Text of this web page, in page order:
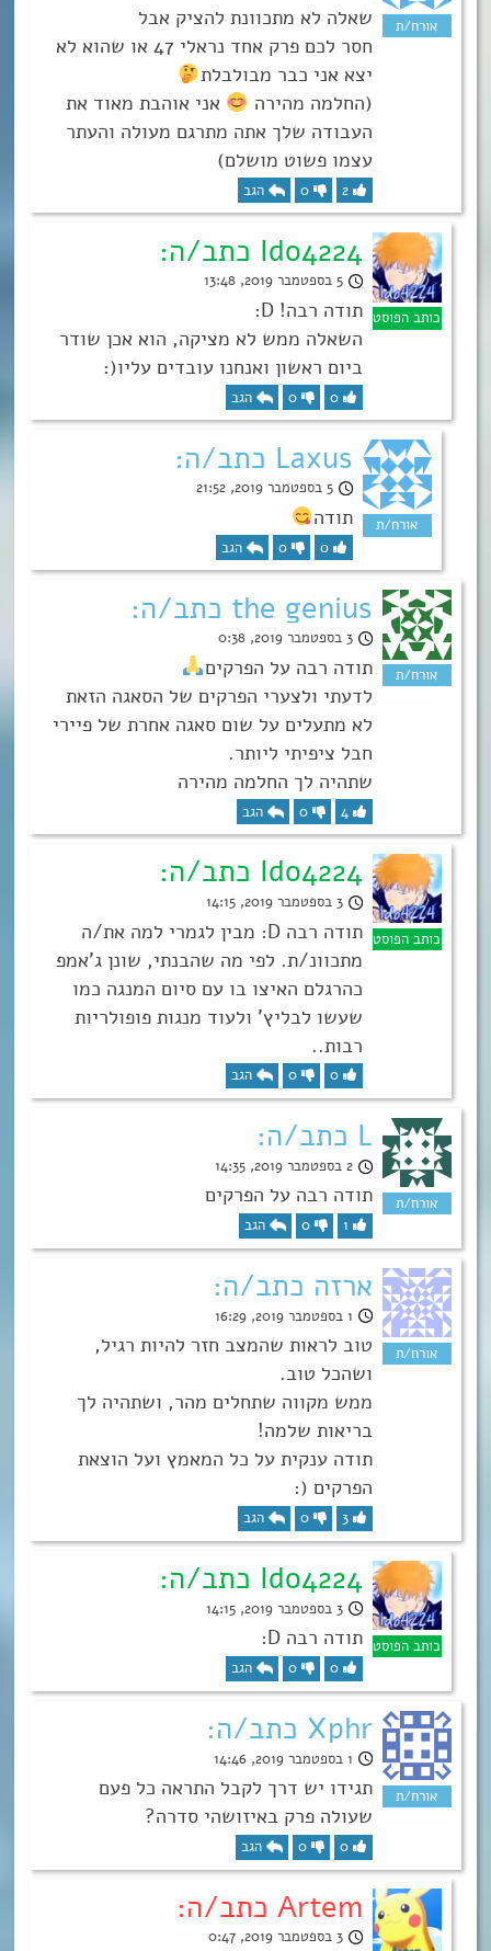
שאלה לא מתכוונת להציק אבל
חסר לכם פרק אחד נראלי 47 או שהוא לא
יצא אני כבר מבולבלת
(החלמה מהירה
אני אוהבת מאוד את
העבודה שלך אתה מתרגם מעולה והעתר
עצמו פשוט מושלם)
2
0 הגב
Ido4224 כתב/ה:
5 בספטמבר 2019, 13:48
תודה רבה! D:
השאלה ממש לא מציקה, הוא אכן שודר
ביום ראשון ואנחנו עובדים עליו(:
0
0 הגב
Laxus כתב/ה:
5 בספטמבר 2019, 21:52
תודה
0
0 הגב
the genius כתב/ה:
3 בספטמבר 2019, 0:38
תודה רבה על הפרקים
לדעתי ולצערי הפרקים של הסאגה הזאת
לא מתעלים על שום סאגה אחרת של פיירי
חבל ציפיתי ליותר.
שתהיה לך החלמה מהירה
4
0 הגב
Ido4224 כתב/ה:
3 בספטמבר 2019, 14:15
תודה רבה D: מבין לגמרי למה את/ה
מתכוונ/ת. לפי מה שהבנתי, שונן ג’אמפ
כהרגלם האיצו בו עם סיום המנגה כמו
שעשו לבליץ’ ולעוד מנגות פופולריות
רבות..
0
0 הגב
L כתב/ה:
2 בספטמבר 2019, 14:35
תודה רבה על הפרקים
1
0 הגב
ארזה כתב/ה:
1 בספטמבר 2019, 16:29
טוב לראות שהמצב חזר להיות רגיל,
ושהכל טוב.
ממש מקווה שתחלים מהר, ושתהיה לך
בריאות שלמה!
תודה ענקית על כל המאמץ ועל הוצאת
הפרקים (:
3
0 הגב
Ido4224 כתב/ה:
3 בספטמבר 2019, 14:15
תודה רבה D:
0
0 הגב
Xphr כתב/ה:
1 בספטמבר 2019, 14:46
תגידו יש דרך לקבל התראה כל פעם
שעולה פרק באיזושהי סדרה?
0
0 הגב
Artem כתב/ה:
3 בספטמבר 2019, 0:47